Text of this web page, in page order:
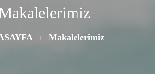
Makalelerimiz